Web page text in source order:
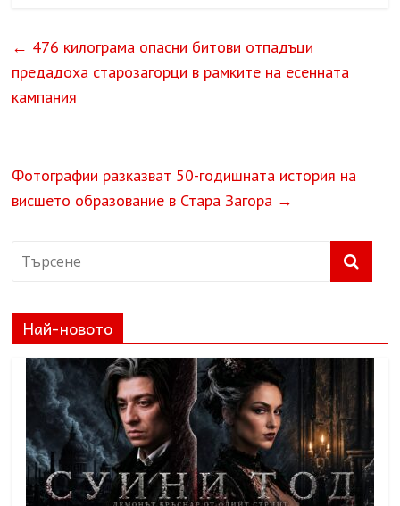
← 476 килограма опасни битови отпадъци
предадоха старозагорци в рамките на есенната
кампания
Фотографии разказват 50-годишната история на
висшето образование в Стара Загора →
Най-новото